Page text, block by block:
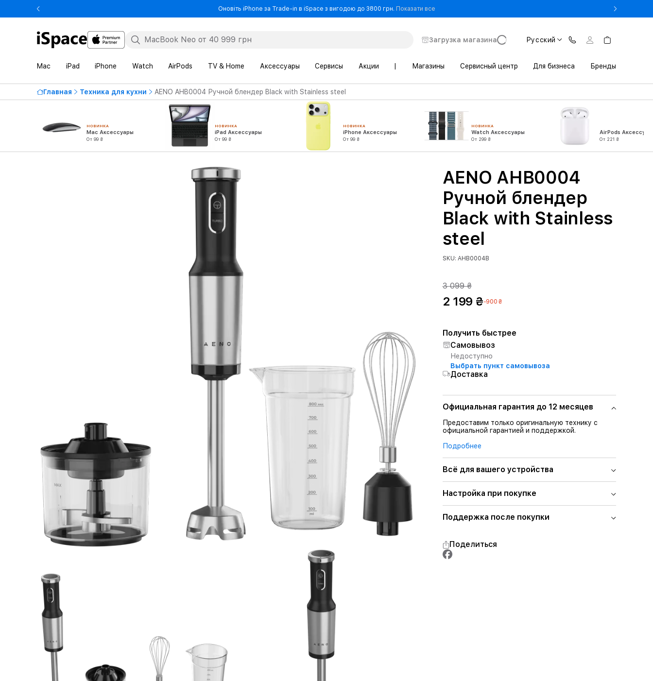
Оновіть iPhone за Trade-in в iSpace з вигодою до 3800 грн. Показати все- Оновіть iPhone за Trade-in в iSpace з вигодою до 3800 грн.
Загрузка магазина Русский
Mac iPad iPhone Watch AirPods TV & Home Аксессуары Сервисы Акции Магазины Сервисный центр Для бизнеса Бренды
Главная Техника для кухни AENO AHB0004 Ручной блендер Black with Stainless steel
НОВИНКА
Mac Аксессуары
От 99 ₴
НОВИНКА
iPad Аксессуары
От 99 ₴
НОВИНКА
iPhone Аксессуары
От 99 ₴
НОВИНКА
Watch Аксессуары
От 299 ₴
AirPods
От 221 ₴
AENO AHB0004
Ручной блендер
Black with Stainless
steel
SKU: AHB0004B
3 099 ₴
2 199 ₴-900 ₴
Получить быстрее
Самовывоз
Недоступно
Выбрать пункт самовывоза
Доставка
Официальная гарантия до 12 месяцев
Предоставим только оригинальную технику с
официальной гарантией и поддержкой.
Подробнее
Всё для вашего устройства
Настройка при покупке
Поддержка после покупки
Поделиться